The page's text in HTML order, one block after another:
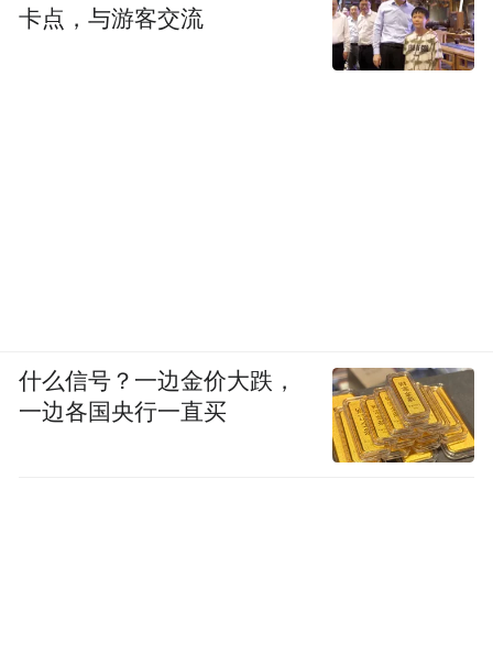
卡点，与游客交流
什么信号？一边金价大跌，
一边各国央行一直买